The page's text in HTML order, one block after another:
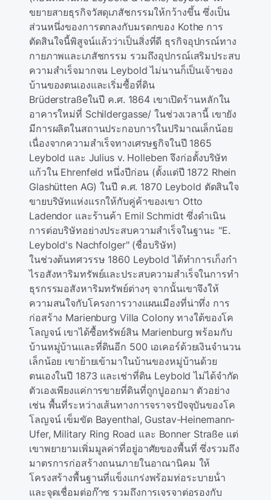
ขยายสายธุรกิจวัสดุเภสัชกรรมให้กว้างขึ้น ซึ่งเป็น
ส่วนหนึ่งของการตกลงกับมรดกของ Kothe การ
ตัดสินใจนี้พิสูจน์แล้วว่าเป็นสิ่งที่ดี ธุรกิจอุปกรณ์ทาง
กายภาพและเภสัชกรรม รวมถึงอุปกรณ์เสริมประสบ
ความสําเร็จมากจน Leybold ไม่นานก็เป็นเจ้าของ
บ้านของตนเองและเริ่มซื้อที่ดิน
Brüderstraßeในปี ค.ศ. 1864 เขาเปิดร้านหลักใน
อาคารใหม่ที่ Schildergasse/ ในช่วงเวลานี้ เขายัง
มีการผลิตในสถานประกอบการในปริมาณเล็กน้อย
เนื่องจากความสําเร็จทางเศรษฐกิจในปี 1865
Leybold และ Julius v. Holleben จึงก่อตั้งบริษัท
แก้วใน Ehrenfeld หนึ่งปีก่อน (ตั้งแต่ปี 1872 Rhein
Glashütten AG) ในปี ค.ศ. 1870 Leybold ตัดสินใจ
ขายบริษัทแห่งแรกให้กับคู่ค้าของเขา Otto
Ladendor และร้านค้า Emil Schmidt ซึ่งดําเนิน
การต่อบริษัทอย่างประสบความสําเร็จในฐานะ "E.
Leybold's Nachfolger" (ชื่อบริษัท)
ในช่วงต้นทศวรรษ 1860 Leybold ได้ทําการเก็งกํา
ไรอสังหาริมทรัพย์และประสบความสําเร็จในการทํา
ธุรกรรมอสังหาริมทรัพย์ต่างๆ จากนั้นเขาจึงให้
ความสนใจกับโครงการวางแผนเมืองที่น่าทึ่ง การ
ก่อสร้าง Marienburg Villa Colony ทางใต้ของโค
โลญจน์ เขาได้ซื้อทรัพย์สิน Marienburg พร้อมกับ
บ้านหมู่บ้านและที่ดินอีก 500 เอเคอร์ด้วยเงินจํานวน
เล็กน้อย เขาย้ายเข้ามาในบ้านของหมู่บ้านด้วย
ตนเองในปี 1873 และเช่าที่ดิน Leybold ไม่ได้จํากัด
ตัวเองเพียงแค่การขายที่ดินที่ถูกปูออกมา ตัวอย่าง
เช่น พื้นที่ระหว่างเส้นทางการจราจรปัจจุบันของโค
โลญจน์ เข็มขัด Bayenthal, Gustav-Heinemann-
Ufer, Military Ring Road และ Bonner Straße แต่
เขาพยายามเพิ่มมูลค่าที่อยู่อาศัยของพื้นที่ ซึ่งรวมถึง
มาตรการก่อสร้างถนนภายในอาณานิคม ให้
โครงสร้างพื้นฐานที่แข็งแกร่งพร้อมท่อระบายน้ํา
และจุดเชื่อมต่อก๊าซ รวมถึงการเจรจาต่อรองกับ